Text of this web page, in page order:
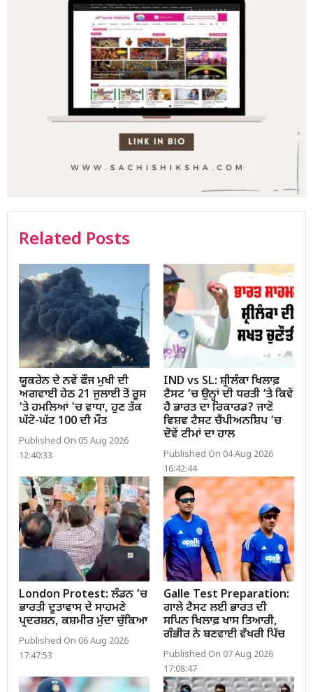
Related Posts
ਯੂਕਰੇਨ ਦੇ ਨਵੇਂ ਫੌਜ ਮੁਖੀ ਦੀ
ਅਗਵਾਈ ਹੇਠ 21 ਜੁਲਾਈ ਤੋਂ ਰੂਸ
'ਤੇ ਹਮਲਿਆਂ 'ਚ ਵਾਧਾ, ਹੁਣ ਤੱਕ
ਘੱਟੋ-ਘੱਟ 100 ਦੀ ਮੌਤ
Published On 05 Aug 2026
12:40:33
IND vs SL: ਸ਼੍ਰੀਲੰਕਾ ਖਿਲਾਫ਼
ਟੈਸਟ ’ਚ ਉਨ੍ਹਾਂ ਦੀ ਧਰਤੀ ’ਤੇ ਕਿਵੇਂ
ਹੈ ਭਾਰਤ ਦਾ ਰਿਕਾਰਡ? ਜਾਣੋ
ਵਿਸ਼ਵ ਟੈਸਟ ਚੈਂਪੀਅਨਸ਼ਿਪ ’ਚ
ਦੋਵੇਂ ਟੀਮਾਂ ਦਾ ਹਾਲ
Published On 04 Aug 2026
16:42:44
London Protest: ਲੰਡਨ ’ਚ
ਭਾਰਤੀ ਦੂਤਾਵਾਸ ਦੇ ਸਾਹਮਣੇ
ਪ੍ਰਦਰਸ਼ਨ, ਕਸ਼ਮੀਰ ਮੁੱਦਾ ਚੁੱਕਿਆ
Published On 06 Aug 2026
17:47:53
Galle Test Preparation:
ਗਾਲੇ ਟੈਸਟ ਲਈ ਭਾਰਤ ਦੀ
ਸਪਿਨ ਖਿਲਾਫ਼ ਖਾਸ ਤਿਆਰੀ,
ਗੰਭੀਰ ਨੇ ਬਣਵਾਈ ਵੱਖਰੀ ਪਿੱਚ
Published On 07 Aug 2026
17:08:47